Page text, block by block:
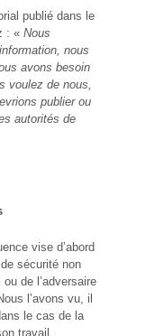
publié dans le
: « Nous
nous
avons besoin
voulez de nous,
publier ou
autorités de
vise d’abord
sécurité non
de l’adversaire
l’avons vu, il
le cas de la
travail.